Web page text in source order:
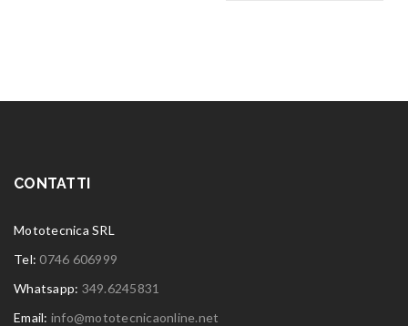
CONTATTI
Mototecnica SRL
Tel:0746 606999
Whatsapp: 349.6245831
Email: info@mototecnicaonline.net